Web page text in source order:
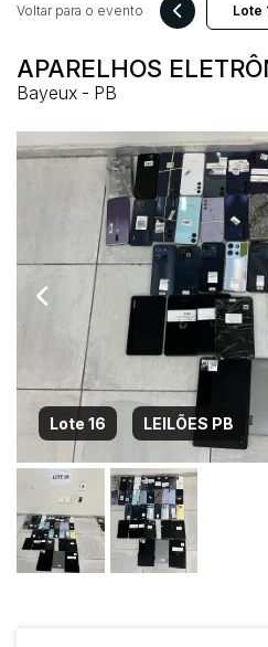
APARELHOS
Bayeux - PB
Voltar para o evento
Lote 16 LEILÕES PB